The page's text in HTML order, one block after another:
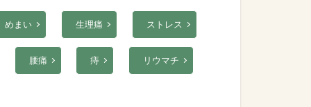
めまい 生理痛 ストレス
腰痛 痔 リウマチ